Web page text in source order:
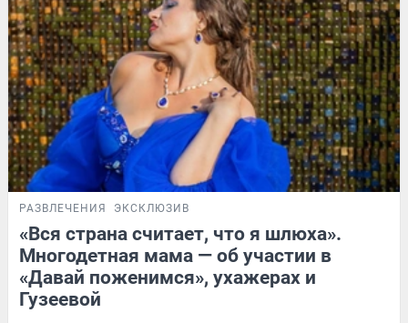
РАЗВЛЕЧЕНИЯ ЭКСКЛЮЗИВ
«Вся страна считает, что я шлюха».
Многодетная мама — об участии в
«Давай поженимся», ухажерах и
Гузеевой